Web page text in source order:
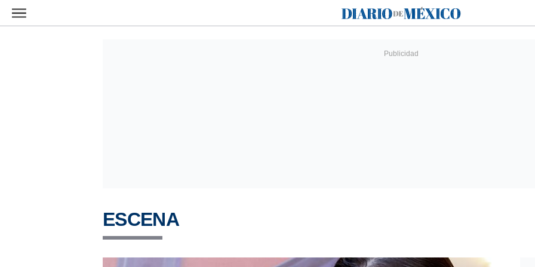
Ir al contenido principal
Diario de México
ESCENA